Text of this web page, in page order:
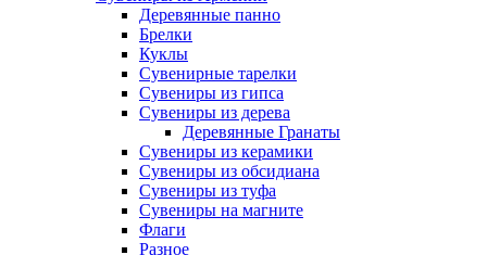
Деревянные панно
Брелки
Куклы
Сувенирные тарелки
Сувениры из гипса
Сувениры из дерева
Деревянные Гранаты
Сувениры из керамики
Сувениры из обсидиана
Сувениры из туфа
Сувениры на магните
Флаги
Разное